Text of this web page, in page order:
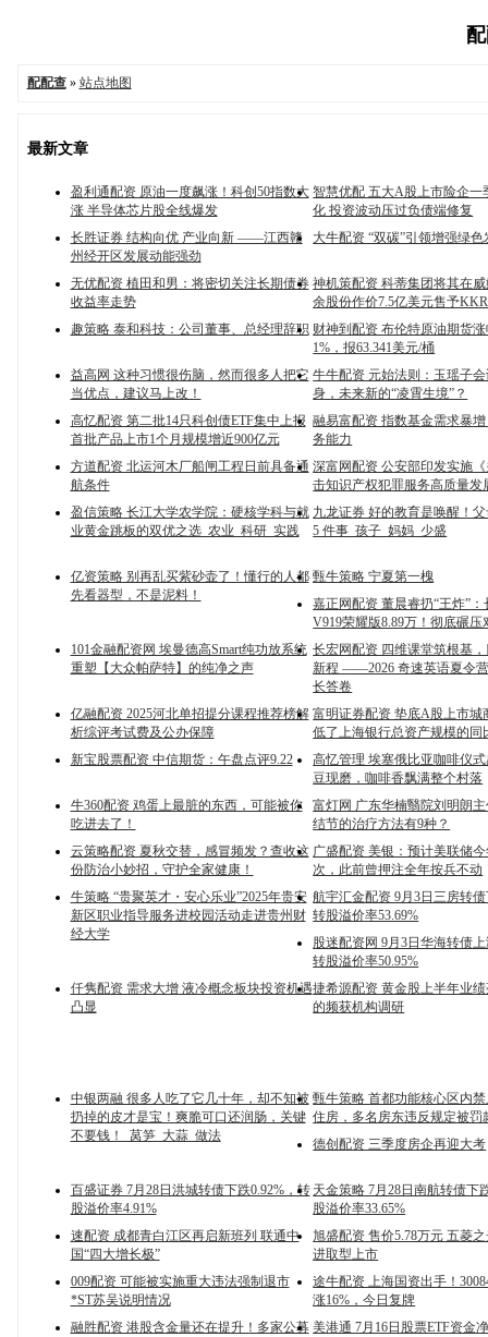
配配查» 站点地图
最新文章
盈利通配资 原油一度飙涨！科创50指数大
涨 半导体芯片股全线爆发
智慧优配 五大A股上市险企一
化 投资波动压过负债端修复
长胜证券 结构向优 产业向新 ——江西赣
州经开区发展动能强劲
大牛配资 “双碳”引领增强绿
无优配资 植田和男：将密切关注长期债券
收益率走势
神机策配资 科蒂集团将其在
余股份作价7.5亿美元售予KKR
趣策略 泰和科技：公司董事、总经理辞职 财神到配资 布伦特原油期货
1%，报63.341美元/桶
益高网 这种习惯很伤脑，然而很多人把它
当优点，建议马上改！
牛牛配资 元始法则：玉瑶子
身，未来新的“凌霄生境”？
高忆配资 第二批14只科创债ETF集中上报
首批产品上市1个月规模增近900亿元
融易富配资 指数基金需求暴
务能力
方道配资 北运河木厂船闸工程日前具备通
航条件
深富网配资 公安部印发实施
击知识产权犯罪服务高质量发
盈信策略 长江大学农学院：硬核学科与就
业黄金跳板的双优之选_农业_科研_实践
九龙证券 好的教育是唤醒！
5 件事_孩子_妈妈_少盛
亿资策略 别再乱买紫砂壶了！懂行的人都
先看器型，不是泥料！
甄牛策略 宁夏第一槐
嘉正网配资 董晨睿扔“王炸”
V919荣耀版8.89万！彻底碾压
101金融配资网 埃曼德高Smart纯功放系统
重塑【大众帕萨特】的纯净之声
长宏网配资 四维课堂筑根基
新程 ——2026 奇速英语夏令
长答卷
亿融配资 2025河北单招提分课程推荐榜解
析综评考试费及公办保障
富明证券配资 垫底A股上市城
低了上海银行总资产规模的同
新宝股票配资 中信期货：午盘点评9.22
高忆管理 埃塞俄比亚咖啡仪
豆现磨，咖啡香飘满整个村落
牛360配资 鸡蛋上最脏的东西，可能被你
吃进去了！
富灯网 广东华楠翳院刘明朗
结节的治疗方法有9种？
云策略配资 夏秋交替，感冒频发？查收这
份防治小妙招，守护全家健康！
广盛配资 美银：预计美联储
次，此前曾押注全年按兵不动
牛策略 “贵聚英才・安心乐业”2025年贵安
新区职业指导服务进校园活动走进贵州财
经大学
航宇汇金配资 9月3日三房转
转股溢价率53.69%
股迷配资网 9月3日华海转债上
转股溢价率50.95%
仟隽配资 需求大增 液冷概念板块投资机遇
凸显
捷希源配资 黄金股上半年业
的频获机构调研
中银两融 很多人吃了它几十年，却不知被
扔掉的皮才是宝！爽脆可口还润肠，关键
不要钱！_莴笋_大蒜_做法
甄牛策略 首都功能核心区内
住房，多名房东违反规定被罚
德创配资 三季度房企再迎大考
百盛证券 7月28日洪城转债下跌0.92%，转
股溢价率4.91%
天金策略 7月28日南航转债下
股溢价率33.65%
速配资 成都青白江区再启新班列 联通中
国“四大增长极”
旭盛配资 售价5.78万元 五菱
进取型上市
009配资 可能被实施重大违法强制退市
*ST苏吴说明情况
途牛配资 上海国资出手！
涨16%，今日复牌
融胜配资 港股含金量还在提升！多家公募 美港通 7月16日股票ETF资金